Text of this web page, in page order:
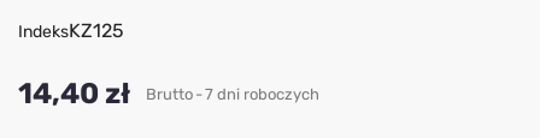
IndeksKZ125
14,40 zł Brutto 7 dni roboczych